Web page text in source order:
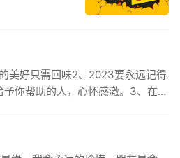
美好只需回味2、2023要永远记得
你帮助的人，心怀感激。3、在苦